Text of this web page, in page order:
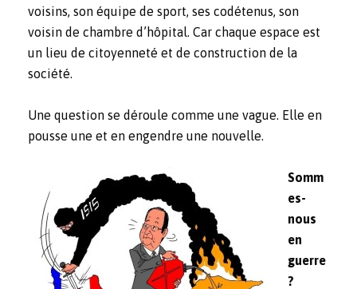
voisins, son équipe de sport, ses codétenus, son
voisin de chambre d’hôpital. Car chaque espace est
un lieu de citoyenneté et de construction de la
société.
Une question se déroule comme une vague. Elle en
pousse une et en engendre une nouvelle.
Somm
es-
nous
en
guerre
?